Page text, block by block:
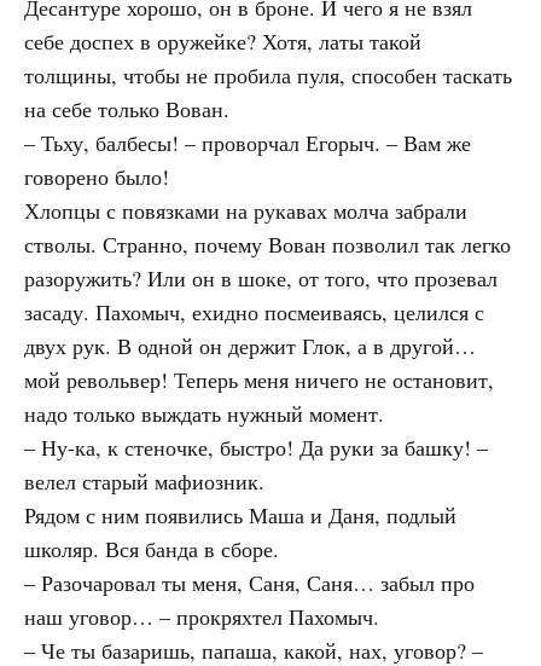
Десантуре хорошо, он в броне. И чего я не взял
себе доспех в оружейке? Хотя, латы такой
толщины, чтобы не пробила пуля, способен таскать
на себе только Вован.
– Тьху, балбесы! – проворчал Егорыч. – Вам же
говорено было!
Хлопцы с повязками на рукавах молча забрали
стволы. Странно, почему Вован позволил так легко
разоружить? Или он в шоке, от того, что прозевал
засаду. Пахомыч, ехидно посмеиваясь, целился с
двух рук. В одной он держит Глок, а в другой…
мой револьвер! Теперь меня ничего не остановит,
надо только выждать нужный момент.
– Ну-ка, к стеночке, быстро! Да руки за башку! –
велел старый мафиозник.
Рядом с ним появились Маша и Даня, подлый
школяр. Вся банда в сборе.
– Разочаровал ты меня, Саня, Саня… забыл про
наш уговор… – прокряхтел Пахомыч.
– Че ты базаришь, папаша, какой, нах, уговор? –